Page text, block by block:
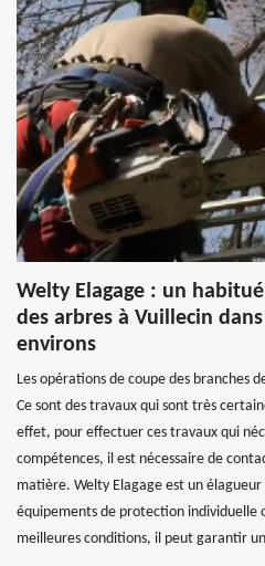
Welty Elagage : un
des arbres à Vuillecin
environs
Les opérations de coupe des branches
Ce sont des travaux qui sont très
effet, pour effectuer ces travaux qui
compétences, il est nécessaire de
matière. Welty Elagage est un
équipements de protection individuelle
meilleures conditions, il peut garantir